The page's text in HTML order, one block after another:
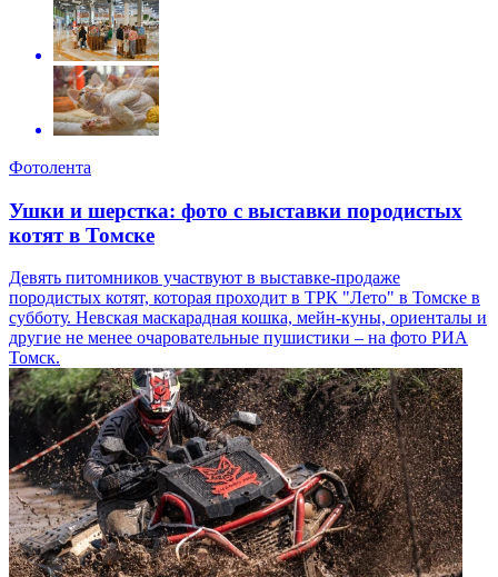
Фотолента
Ушки и шерстка: фото с выставки породистых
котят в Томске
Девять питомников участвуют в выставке-продаже
породистых котят, которая проходит в ТРК "Лето" в Томске в
субботу. Невская маскарадная кошка, мейн-куны, ориенталы и
другие не менее очаровательные пушистики – на фото РИА
Томск.